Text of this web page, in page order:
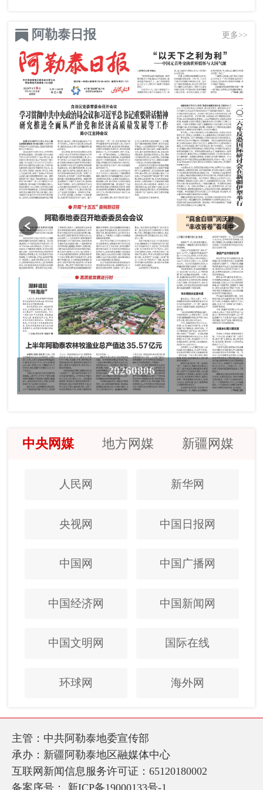
阿勒泰日报 更多>>
20260806
中央网媒 地方网媒 新疆网媒
人民网 新华网
央视网 中国日报网
中国网 中国广播网
中国经济网 中国新闻网
中国文明网 国际在线
环球网 海外网
主管：中共阿勒泰地委宣传部
承办：新疆阿勒泰地区融媒体中心
互联网新闻信息服务许可证：65120180002
备案序号： 新ICP备19000133号-1